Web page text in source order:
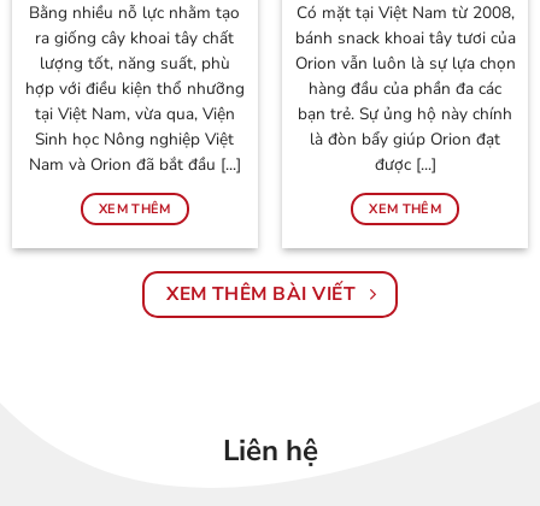
Bằng nhiều nỗ lực nhằm tạo
ra giống cây khoai tây chất
lượng tốt, năng suất, phù
hợp với điều kiện thổ nhưỡng
tại Việt Nam, vừa qua, Viện
Sinh học Nông nghiệp Việt
Nam và Orion đã bắt đầu [...]
XEM THÊM
Có mặt tại Việt Nam từ 2008,
bánh snack khoai tây tươi của
Orion vẫn luôn là sự lựa chọn
hàng đầu của phần đa các
bạn trẻ. Sự ủng hộ này chính
là đòn bẩy giúp Orion đạt
được [...]
XEM THÊM
XEM THÊM BÀI VIẾT
Liên hệ